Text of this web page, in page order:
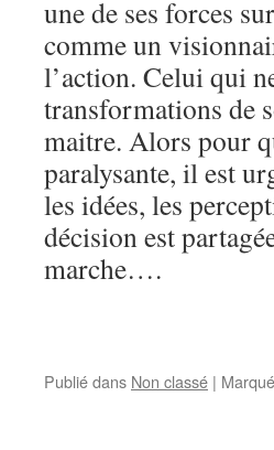
une de ses forces
comme un
l’action. Celui qui
transformations de
maitre. Alors pour
paralysante, il est
les idées, les
décision est
marche….
Publié dans Non classé |